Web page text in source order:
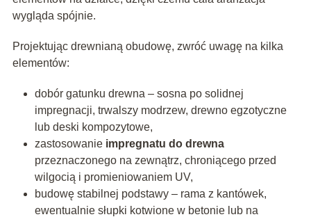
wygląda spójnie.
Projektując drewnianą obudowę, zwróć uwagę na kilka
elementów:
dobór gatunku drewna – sosna po solidnej
impregnacji, trwalszy modrzew, drewno egzotyczne
lub deski kompozytowe,
zastosowanie impregnatu do drewna
przeznaczonego na zewnątrz, chroniącego przed
wilgocią i promieniowaniem UV,
budowę stabilnej podstawy – rama z kantówek,
ewentualnie słupki kotwione w betonie lub na